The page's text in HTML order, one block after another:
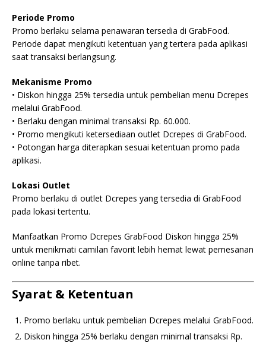
Periode Promo
Promo berlaku selama penawaran tersedia di GrabFood.
Periode dapat mengikuti ketentuan yang tertera pada aplikasi
saat transaksi berlangsung.
Mekanisme Promo
• Diskon hingga 25% tersedia untuk pembelian menu Dcrepes
melalui GrabFood.
• Berlaku dengan minimal transaksi Rp. 60.000.
• Promo mengikuti ketersediaan outlet Dcrepes di GrabFood.
• Potongan harga diterapkan sesuai ketentuan promo pada
aplikasi.
Lokasi Outlet
Promo berlaku di outlet Dcrepes yang tersedia di GrabFood
pada lokasi tertentu.
Manfaatkan Promo Dcrepes GrabFood Diskon hingga 25%
untuk menikmati camilan favorit lebih hemat lewat pemesanan
online tanpa ribet.
Syarat & Ketentuan
Promo berlaku untuk pembelian Dcrepes melalui GrabFood.
Diskon hingga 25% berlaku dengan minimal transaksi Rp.